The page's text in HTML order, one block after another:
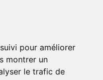
pour améliorer
montrer un
le trafic de